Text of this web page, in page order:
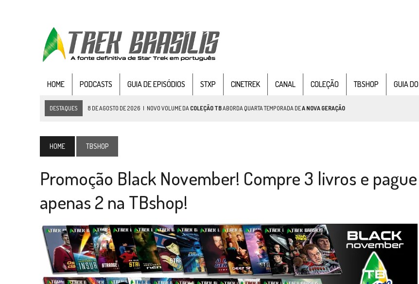
HOME PODCASTS GUIA DE EPISÓDIOS STXP CINETREK CANAL COLEÇÃO TBSHOP GUIA
DESTAQUES 8 DE AGOSTO DE 2026 | NOVO VOLUME DA COLEÇÃO TBABORDA QUARTA TEMPORADA DEA NOVA GERAÇÃO
6 DE AGOSTO DE 2026 | NOVA TEMPORADA DE
5 DE AGOSTO DE 2026 BALDE DO ODO #122 CHILDREN OF TIME
4 DE AGOSTO DE 2026
3 DE AGOSTO DE 2026 VEJA FOTOS DO TERCEIRO EPISÓDIO DA 4ª TEMPORADA DE STRANGE NEW WORDS
2 DE AGOSTO DE 2026 | TB AO VIVO | STAR TREK: STRANGE NEW WORLDS – “THE GRIFFIN INCIDENT” (4×02)
9 DE AGOSTO DE 2026 | CARIOCA TREKKER CELEBRA 60 ANOS DE STAR TREK NO PLANETÁRIO DO RIO
HOME TBSHOP
Promoção Black November! Compre 3 livros e pague
apenas 2 na TBshop!